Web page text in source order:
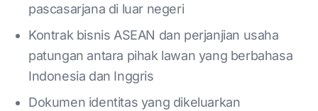
pascasarjana di luar negeri
Kontrak bisnis ASEAN dan perjanjian usaha
patungan antara pihak lawan yang berbahasa
Indonesia dan Inggris
Dokumen identitas yang dikeluarkan